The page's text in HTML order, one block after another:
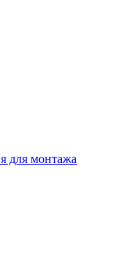
для монтажа